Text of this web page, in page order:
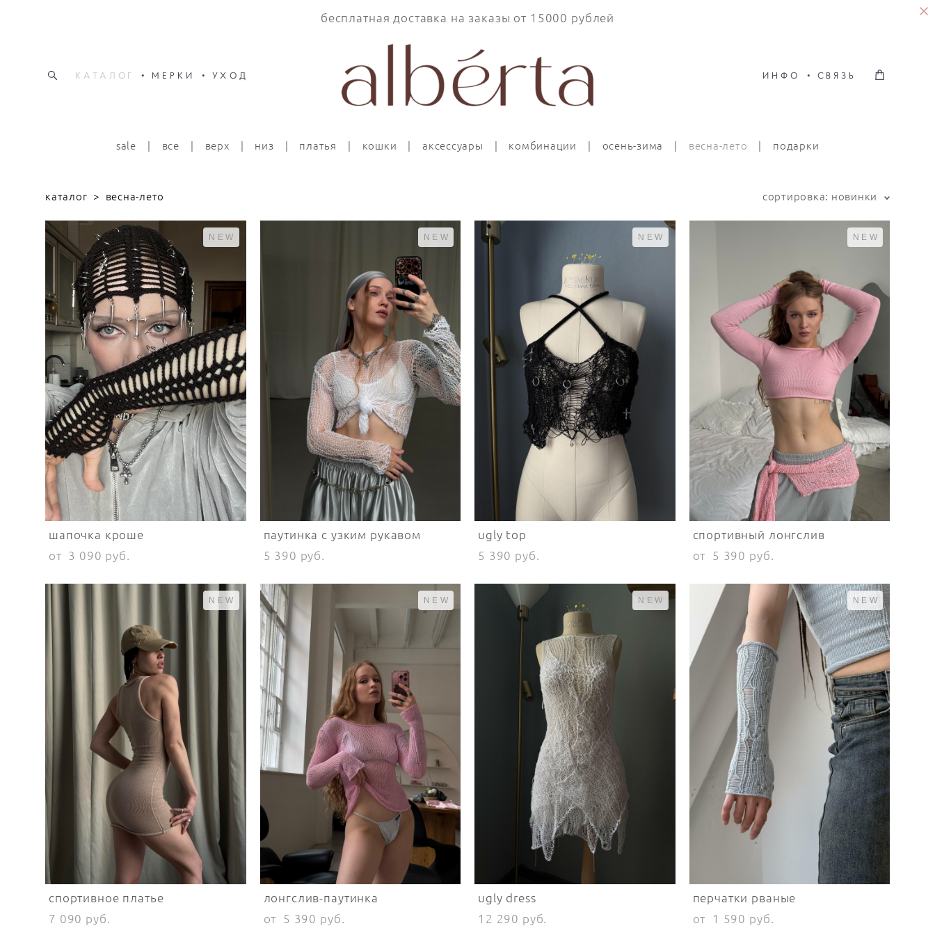
бесплатная доставка на заказы от 15000 рублей
КАТАЛОГ • МЕРКИ • УХОД ИНФО • СВЯЗЬ
sale все верх низ платья кошки аксессуары комбинации осень-зима весна-лето подарки
каталог > весна-лето сортировка: новинки
NEW
шапочка кроше
от 3 090 pуб.
NEW
паутинка с узким рукавом
5 390 pуб.
NEW
ugly top
5 390 pуб.
NEW
спортивный лонгслив
от 5 390 pуб.
NEW
спортивное платье
7 090 pуб.
NEW
лонгслив-паутинка
от 5 390 pуб.
NEW
ugly dress
12 290 pуб.
NEW
перчатки рваные
от 1 590 pуб.